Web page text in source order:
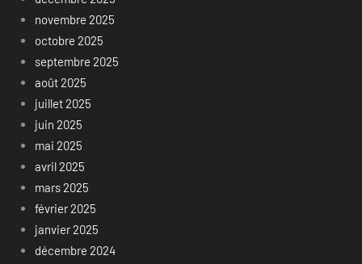
novembre 2025
octobre 2025
septembre 2025
août 2025
juillet 2025
juin 2025
mai 2025
avril 2025
mars 2025
février 2025
janvier 2025
décembre 2024